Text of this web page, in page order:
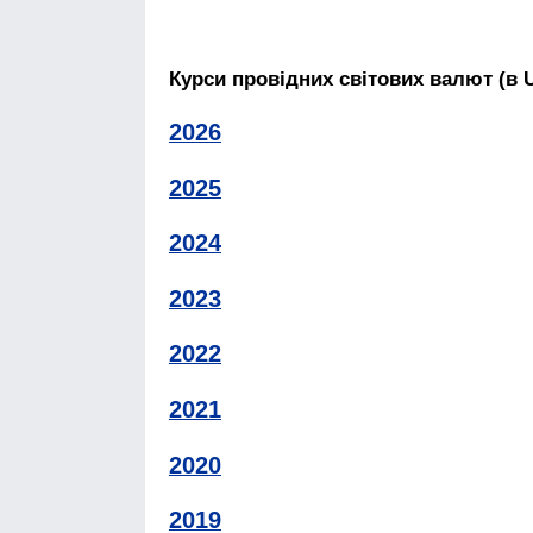
Курси провідних світових валют (в
2026
2025
2024
2023
2022
2021
2020
2019